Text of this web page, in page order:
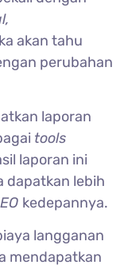
akan tahu
perubahan
laporan
tools
laporan ini
dapatkan lebih
kedepannya.
langganan
mendapatkan